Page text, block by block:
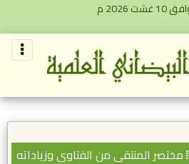
مختصر المنتقى من الفتاوى وزياداته